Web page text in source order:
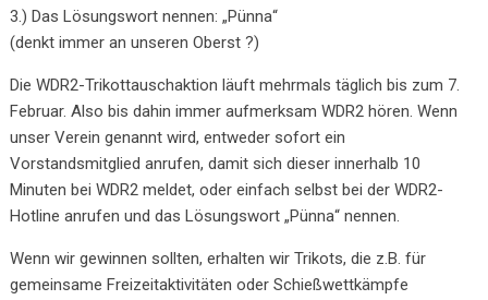
3.) Das Lösungswort nennen: „Pünna“
(denkt immer an unseren Oberst ?)
Die WDR2-Trikottauschaktion läuft mehrmals täglich bis zum 7.
Februar. Also bis dahin immer aufmerksam WDR2 hören. Wenn
unser Verein genannt wird, entweder sofort ein
Vorstandsmitglied anrufen, damit sich dieser innerhalb 10
Minuten bei WDR2 meldet, oder einfach selbst bei der WDR2-
Hotline anrufen und das Lösungswort „Pünna“ nennen.
Wenn wir gewinnen sollten, erhalten wir Trikots, die z.B. für
gemeinsame Freizeitaktivitäten oder Schießwettkämpfe